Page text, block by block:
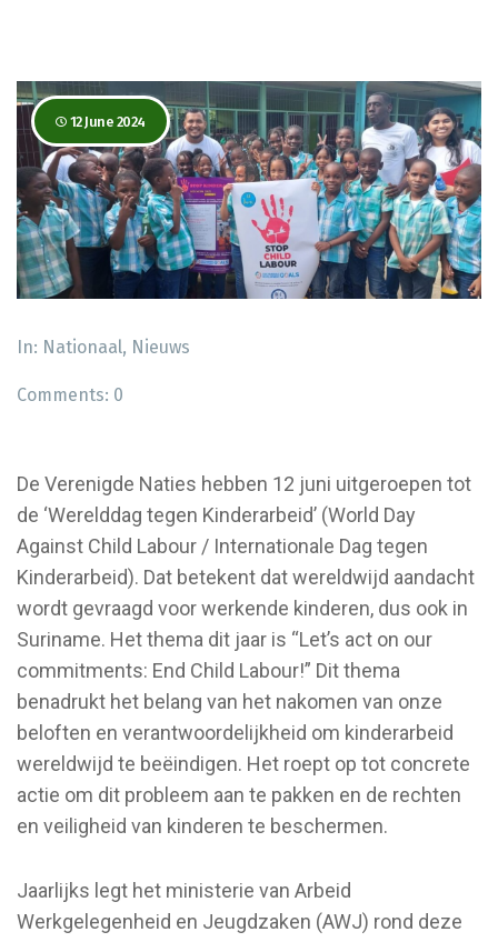
12 June 2024
In: Nationaal, Nieuws
Comments: 0
De Verenigde Naties hebben 12 juni uitgeroepen tot
de ‘Werelddag tegen Kinderarbeid’ (World Day
Against Child Labour / Internationale Dag tegen
Kinderarbeid). Dat betekent dat wereldwijd aandacht
wordt gevraagd voor werkende kinderen, dus ook in
Suriname. Het thema dit jaar is “Let’s act on our
commitments: End Child Labour!” Dit thema
benadrukt het belang van het nakomen van onze
beloften en verantwoordelijkheid om kinderarbeid
wereldwijd te beëindigen. Het roept op tot concrete
actie om dit probleem aan te pakken en de rechten
en veiligheid van kinderen te beschermen.
Jaarlijks legt het ministerie van Arbeid
Werkgelegenheid en Jeugdzaken (AWJ) rond deze